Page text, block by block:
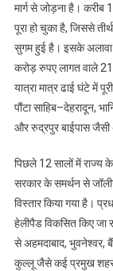
मार्ग से जोड़ना है। करीब
पूरा हो चुका है, जिससे
सुगम हुई है। इसके अलावा
करोड़ रुपए लागत वाले
यात्रा मात्र ढाई घंटे में
पौंटा साहिब–देहरादून,
और रुद्रपुर बाईपास जैसी
पिछले 12 सालों में राज्य
सरकार के समर्थन से
विस्तार किया गया है।
हेलीपैड विकसित किए जा
से अहमदाबाद, भुवनेश्वर,
कुल्लू जैसे कई प्रमुख शहरों